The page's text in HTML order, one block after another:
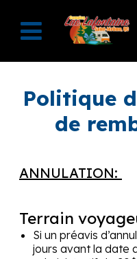
Politique
de
ANNULATION:
Terrain
Si un préavis
jours avant la date